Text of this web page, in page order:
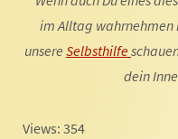
im Alltag wahrnehmen
unsere Selbsthilfe
dein
Views: 354